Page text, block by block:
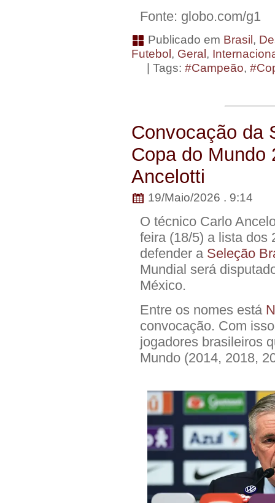
Fonte: globo.com/g1
Publicado em Brasil,
Futebol, Geral,
| Tags: #Campeão,
Convocação da
Copa do Mundo
Ancelotti
19/Maio/2026 . 9:14
O técnico Carlo
feira (18/5) a lista dos
defender a Seleção
Mundial será
México.
Entre os nomes está
convocação. Com
jogadores brasileiros
Mundo (2014, 2018,